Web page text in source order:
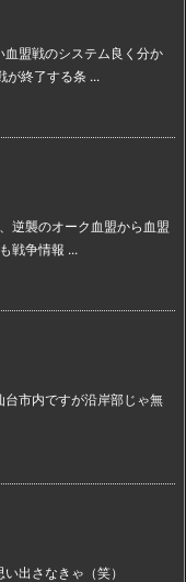
盟戦のシステム良く分か
が終了する条 ...
逆襲のオーク血盟から血盟
戦争情報 ...
市内ですが沿岸部じゃ無
出さなきゃ（笑）